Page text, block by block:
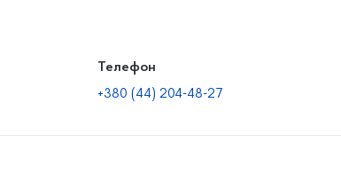
Телефон
+380 (44) 204-48-27